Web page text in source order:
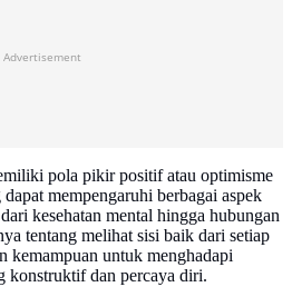
Advertisement
pola pikir positif atau optimisme
mempengaruhi berbagai aspek
kesehatan mental hingga hubungan
tentang melihat sisi baik dari setiap
kemampuan untuk menghadapi
konstruktif dan percaya diri.